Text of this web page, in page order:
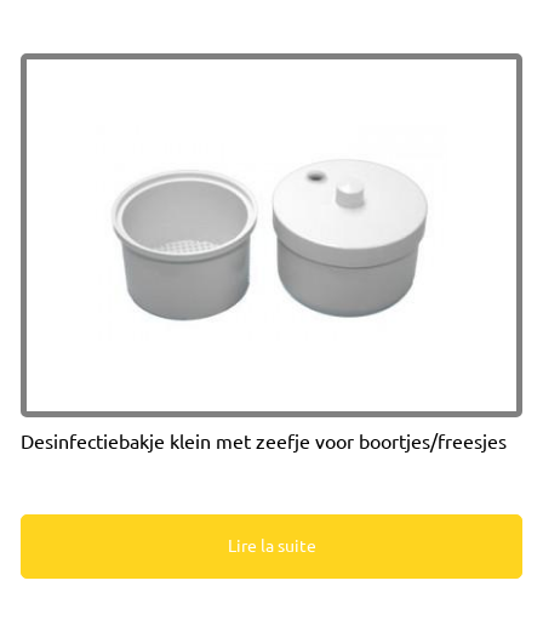
Desinfectiebakje klein met zeefje voor boortjes/freesjes
Lire la suite